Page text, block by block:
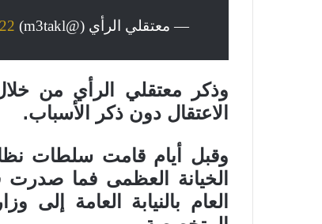
— معتقلي الرأي (@m3takl)
وذكر معتقلي الرأي من
الاعتقال دون ذكر الأسباب.
وقبل أيام قامت سلطات
الخيانة العظمى فما
العام بالنيابة العامة إلى